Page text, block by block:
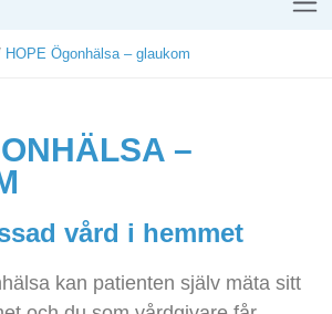
HOPE Ögonhälsa – glaukom
–
vård i hemmet
kan patienten själv mäta sitt